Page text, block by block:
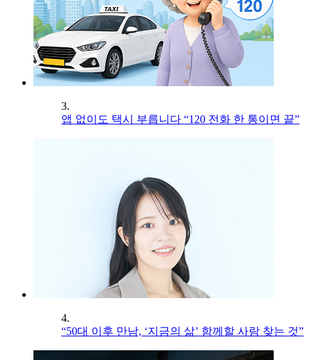
3.
앱 없이도 택시 부릅니다 “120 전화 한 통이면 끝”
4.
“50대 이후 만남, ‘지금의 삶’ 함께할 사람 찾는 것”